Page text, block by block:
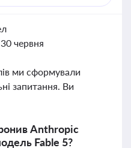
червня
ми сформували
запитання. Ви
Anthropic
Fable 5?